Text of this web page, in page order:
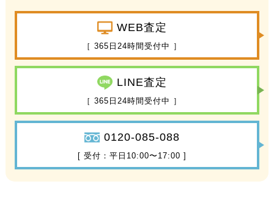
WEB査定
［ 365日24時間受付中 ］
LINE査定
［ 365日24時間受付中 ］
0120-085-088
[ 受付：平日10:00〜17:00 ]